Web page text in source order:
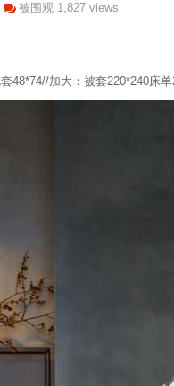
被围观 1,827 views
48*74//加大：被套220*240床